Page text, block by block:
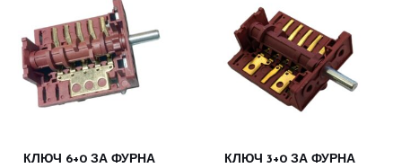
КЛЮЧ 6+0 ЗА ФУРНА
КЛЮЧ 3+0 ЗА ФУРНА